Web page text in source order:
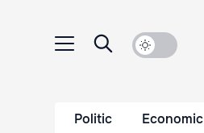
Politic Economic